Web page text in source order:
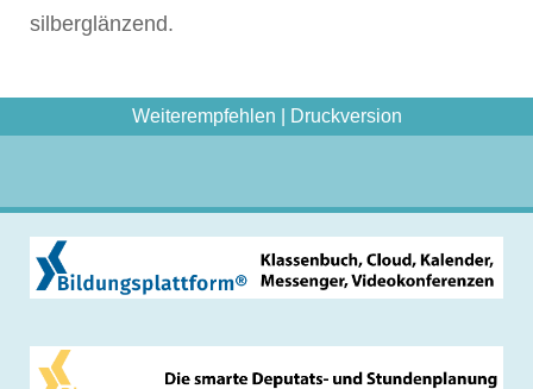
silberglänzend.
Weiterempfehlen Druckversion